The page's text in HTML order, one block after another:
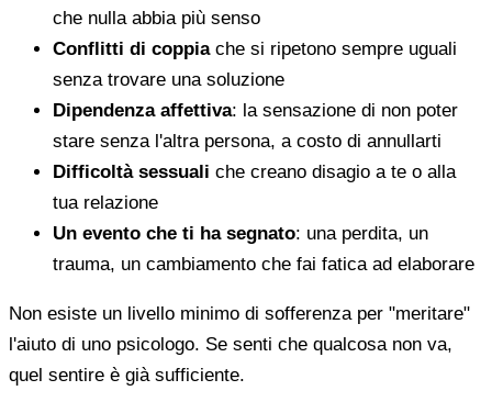
che nulla abbia più senso
Conflitti di coppiache si ripetono sempre uguali
senza trovare una soluzione
Dipendenza affettiva: la sensazione di non poter
stare senza l'altra persona, a costo di annullarti
Difficoltà sessuali che creano disagio a te o alla
tua relazione
Un evento che ti ha segnato: una perdita, un
trauma, un cambiamento che fai fatica ad elaborare
Non esiste un livello minimo di sofferenza per "meritare"
l'aiuto di uno psicologo. Se senti che qualcosa non va,
quel sentire è già sufficiente.